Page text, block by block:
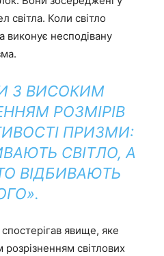
світла. Коли світло
виконує несподівану
З ВИСОКИМ
РОЗМІРІВ
ПРИЗМИ:
СВІТЛО, А
ВІДБИВАЮТЬ
явище, яке
світлових